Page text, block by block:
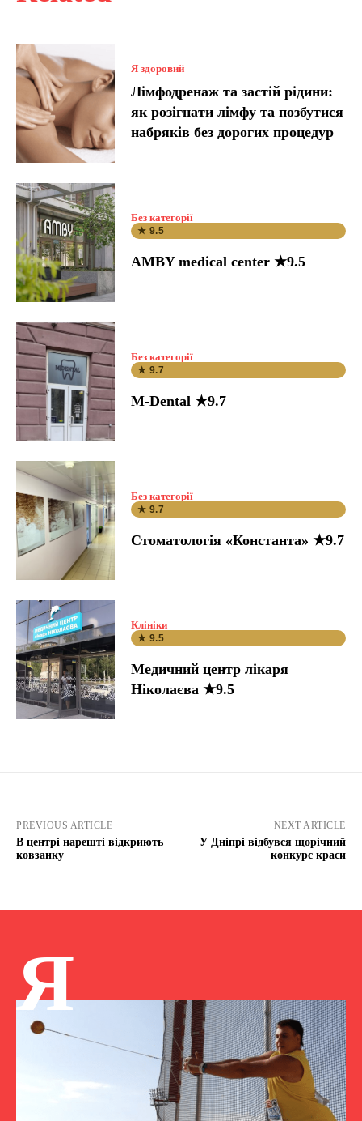
Я здоровий
Лімфодренаж та застій рідини:
як розігнати лімфу та позбутися
набряків без дорогих процедур
Без категорії
★ 9.5
AMBY medical center ★9.5
Без категорії
★ 9.7
M-Dental ★9.7
Без категорії
★ 9.7
Стоматологія «Константа» ★9.7
Клініки
★ 9.5
Медичний центр лікаря
Ніколаєва ★9.5
PREVIOUS ARTICLE
В центрі нарешті відкриють
ковзанку
NEXT ARTICLE
У Дніпрі відбувся щорічний
конкурс краси
Я